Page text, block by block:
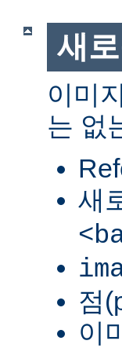
새
이미
는 없
새
점
이